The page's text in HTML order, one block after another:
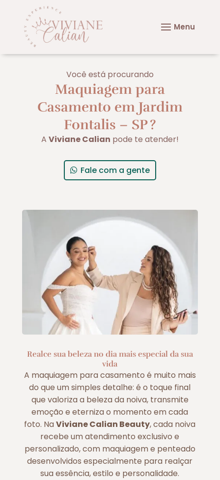
Você está procurando
Maquiagem para
Casamento em Jardim
Fontalis – SP?
A Viviane Calian pode te atender!
Fale com a gente
Realce sua beleza no dia mais especial da sua
vida
A maquiagem para casamento é muito mais
do que um simples detalhe: é o toque final
que valoriza a beleza da noiva, transmite
emoção e eterniza o momento em cada
foto. NaViviane Calian Beauty, cada noiva
recebe um atendimento exclusivo e
personalizado, com maquiagem e penteado
desenvolvidos especialmente para realçar
sua essência, estilo e personalidade.